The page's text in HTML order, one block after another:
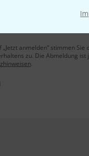
„Jetzt anmelden“ stimmen
zu. Die Abmeldung
.